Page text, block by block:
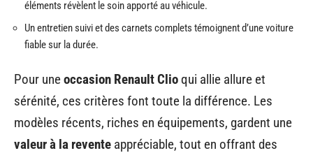
éléments révèlent le soin apporté au véhicule.
Un entretien suivi et des carnets complets témoignent d’une voiture
fiable sur la durée.
Pour uneoccasion Renault Clioqui allie allure et
sérénité, ces critères font toute la différence. Les
modèles récents, riches en équipements, gardent une
valeur à la revente appréciable, tout en offrant des